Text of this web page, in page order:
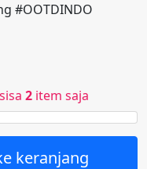
#OOTDINDO
2 item saja
keranjang